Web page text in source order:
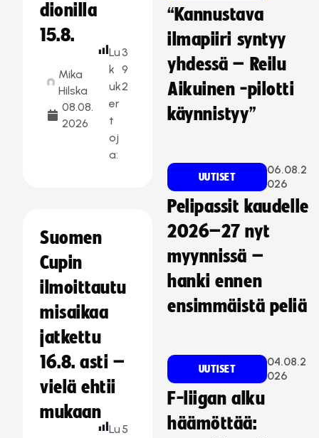
dionilla
15.8.
Mika
Hilska
08.08.
2026
Lu
k
uk
er
t
oj
a:
3
9
2
Suomen
Cupin
ilmoittautu
misaikaa
jatkettu
16.8. asti –
vielä ehtii
mukaan
Lu 5
“Kannustava
ilmapiiri syntyy
yhdessä – Reilu
Aikuinen -pilotti
käynnistyy”
UUTISET
06.08.2
026
Pelipassit kaudelle
2026–27 nyt
myynnissä –
hanki ennen
ensimmäistä peliä
UUTISET
04.08.2
026
F-liigan alku
häämöttää: